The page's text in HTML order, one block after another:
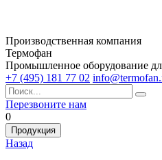
Производственная компания
Термофан
Промышленное оборудование
+7 (495) 181 77 02
Перезвоните нам
0
Продукция
Назад